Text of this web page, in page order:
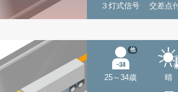
３灯式信号 交差点
25～34歳
他
晴